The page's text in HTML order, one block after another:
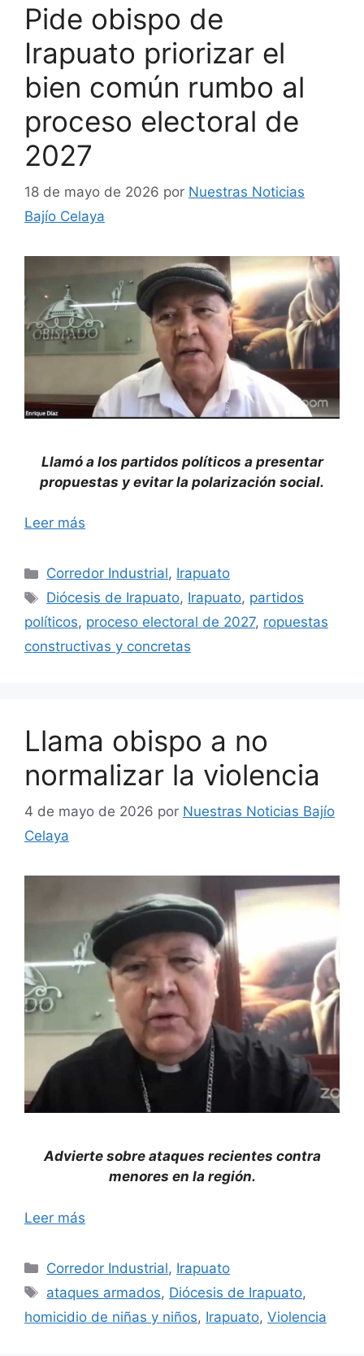
Pide obispo de
Irapuato priorizar el
bien común rumbo al
proceso electoral de
2027
18 de mayo de 2026 por Nuestras Noticias
Bajío Celaya
Llamó a los partidos políticos a presentar
propuestas y evitar la polarización social.
Leer más
Categorías
Corredor Industrial, Irapuato
Etiquetas
Diócesis de Irapuato, Irapuato, partidos
políticos, proceso electoral de 2027, ropuestas
constructivas y concretas
Llama obispo a no
normalizar la violencia
4 de mayo de 2026 por Nuestras Noticias Bajío
Celaya
Advierte sobre ataques recientes contra
menores en la región.
Leer más
Categorías
Corredor Industrial, Irapuato
Etiquetas
ataques armados, Diócesis de Irapuato,
homicidio de niñas y niños, Irapuato, Violencia